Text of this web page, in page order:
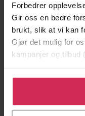
Forbedrer
Gir oss en bedre
brukt, slik at vi kan
Gjør det mulig for
kampanjer og tilbud
Klikk på «Godta
bruke cookies for
tilpasse ditt
299,-
Minnesota
Jo Nesbø
LYDBOK
Forfattere Alex